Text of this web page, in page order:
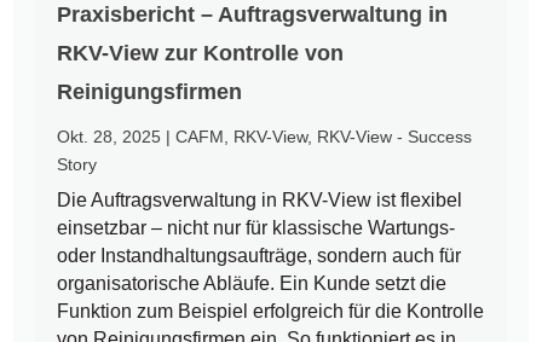
Praxisbericht – Auftragsverwaltung in
RKV-View zur Kontrolle von
Reinigungsfirmen
Okt. 28, 2025 |CAFM RKV-View, RKV-View - Success
Story
Die Auftragsverwaltung in RKV-View ist flexibel
einsetzbar – nicht nur für klassische Wartungs-
oder Instandhaltungsaufträge, sondern auch für
organisatorische Abläufe. Ein Kunde setzt die
Funktion zum Beispiel erfolgreich für die Kontrolle